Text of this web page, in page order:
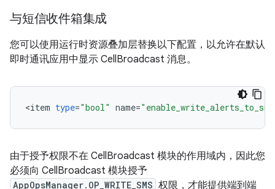
与短信收件箱集成
您可以使用运行时资源叠加层替换以下配置，以允许在默认
即时通讯应用中显示 CellBroadcast 消息。
<item type="bool" name=
由于授予权限不在 CellBroadcast 模块的作用域内，因此您
必须向 CellBroadcast 模块授予
AppOpsManager.OP_WRITE_SMS 权限，才能提供端到端